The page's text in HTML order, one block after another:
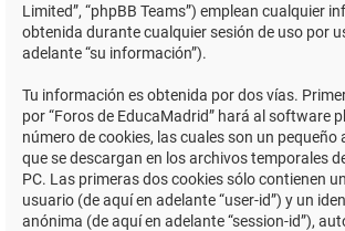
Limited”, “phpBB Teams”) emplean cualquier
obtenida durante cualquier sesión de uso por
adelante “su información”).
Tu información es obtenida por dos vías.
por “Foros de EducaMadrid” hará al software
número de cookies, las cuales son un pequeño
que se descargan en los archivos temporales
PC. Las primeras dos cookies sólo contienen
usuario (de aquí en adelante “user-id”) y un
anónima (de aquí en adelante “session-id”),